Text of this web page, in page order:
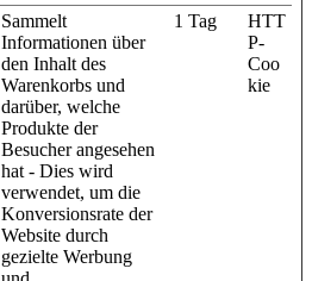
Sammelt
Informationen über
den Inhalt des
Warenkorbs und
darüber, welche
Produkte der
Besucher angesehen
hat - Dies wird
verwendet, um die
Konversionsrate der
Website durch
gezielte Werbung
1 Tag
HTT
P-
Coo
kie